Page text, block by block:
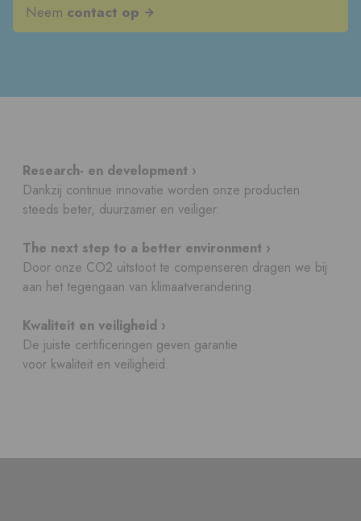
Neem contact op
Research- en development ›
Dankzij continue innovatie worden onze producten
steeds beter, duurzamer en veiliger.
The next step to a better environment ›
Door onze CO2 uitstoot te compenseren dragen we bij
aan het tegengaan van klimaatverandering.
Kwaliteit en veiligheid ›
De juiste certificeringen geven garantie
voor kwaliteit en veiligheid.